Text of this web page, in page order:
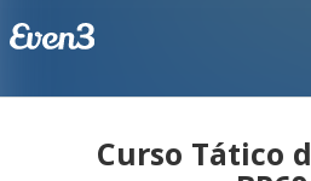
Curso Tático